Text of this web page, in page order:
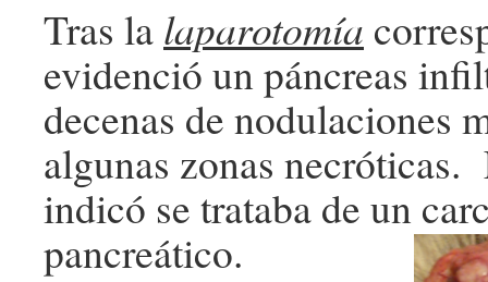
Tras la laparotomía
evidenció un páncreas
decenas de nodulaciones
algunas zonas
indicó se trataba de un
pancreático.